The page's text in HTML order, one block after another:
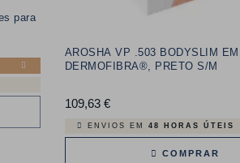
para
AROSHA VP .503 BODYSLIM
DERMOFIBRA®, PRETO S/M
109,63 €Preço
ENVIOS EM 48 HORAS ÚTEIS
COMPRAR